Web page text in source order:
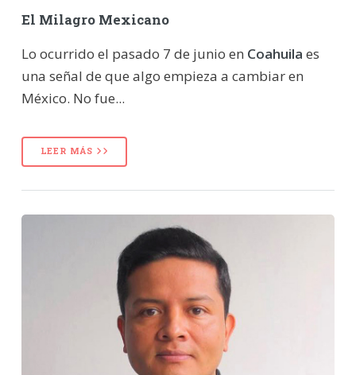
El Milagro Mexicano
Lo ocurrido el pasado 7 de junio en Coahuila es
una señal de que algo empieza a cambiar en
México. No fue...
LEER MÁS